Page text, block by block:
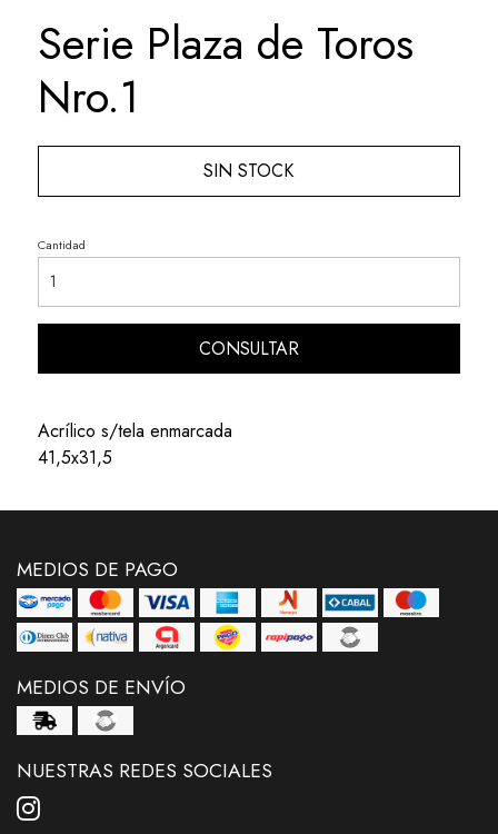
Serie Plaza de Toros
Nro.1
SIN STOCK
Cantidad
CONSULTAR
Acrílico s/tela enmarcada
41,5x31,5
MEDIOS DE PAGO
MEDIOS DE ENVÍO
NUESTRAS REDES SOCIALES